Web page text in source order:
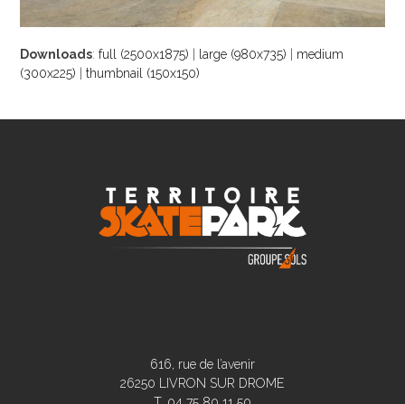
Downloads:full (2500x1875) large (980x735)
medium
(300x225) |thumbnail (150x150)
616, rue de l’avenir
26250 LIVRON SUR DROME